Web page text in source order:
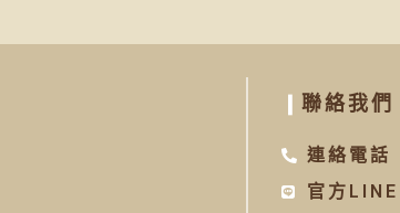
聯絡我們
連絡電話
官方LINE